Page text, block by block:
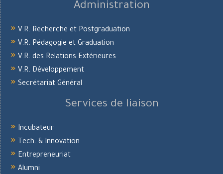
Administration
V.R. Recherche et Postgraduation
V.R. Pédagogie et Graduation
V.R. des Relations Extérieures
V.R. Développement
Secrétariat Général
Services de liaison
Incubateur
Tech. & Innovation
Entrepreneuriat
Alumni